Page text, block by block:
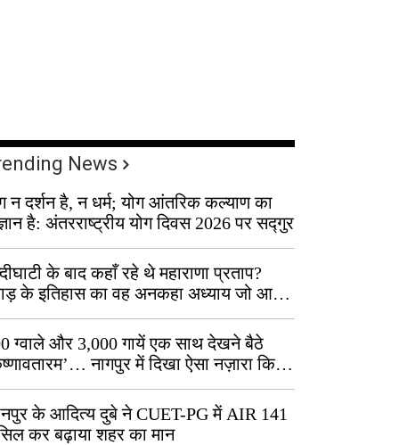
News
न दर्शन है, न धर्म; योग आंतरिक कल्याण का
है: अंतरराष्ट्रीय योग दिवस 2026 पर सद्गुर
के बाद कहाँ रहे थे महाराणा प्रताप?
के इतिहास का वह अनकहा अध्याय जो आज
में जीवित है
ग्वाले और 3,000 गायें एक साथ देखने बैठे
नागपुर में दिखा ऐसा नज़ारा कि
बोले, “ऐसा तो सिर्फ़ कृष्ण ही कर सकते हैं”
के आदित्य दुबे ने CUET-PG में AIR 141
कर बढ़ाया शहर का मान